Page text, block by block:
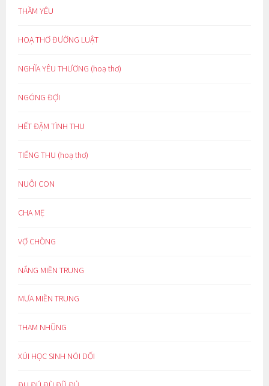
THẦM YÊU
HOẠ THƠ ĐƯỜNG LUẬT
NGHĨA YÊU THƯƠNG (hoạ thơ)
NGÓNG ĐỢI
HẾT ĐẬM TÌNH THU
TIẾNG THU (hoạ thơ)
NUÔI CON
CHA MẸ
VỢ CHỒNG
NẮNG MIỀN TRUNG
MƯA MIỀN TRUNG
THAM NHŨNG
XÚI HỌC SINH NÓI DỐI